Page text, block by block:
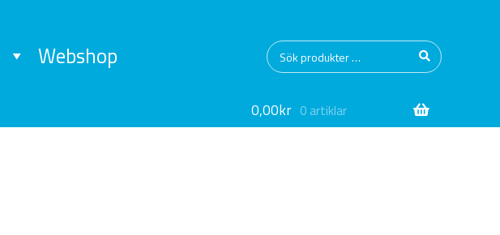
Sök
efter:
Sök
Webshop
0,00kr 0 artiklar